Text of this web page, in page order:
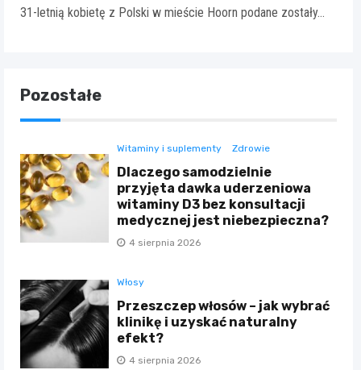
31-letnią kobietę z Polski w mieście Hoorn podane zostały…
Pozostałe
Witaminy i suplementy Zdrowie
Dlaczego samodzielnie
przyjęta dawka uderzeniowa
witaminy D3 bez konsultacji
medycznej jest niebezpieczna?
4 sierpnia 2026
Włosy
Przeszczep włosów – jak wybrać
klinikę i uzyskać naturalny
efekt?
4 sierpnia 2026